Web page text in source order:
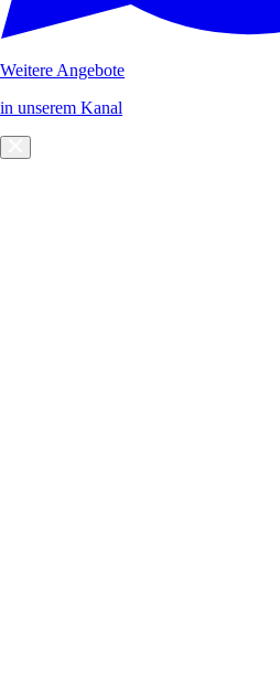
Weitere Angebote
in unserem Kanal